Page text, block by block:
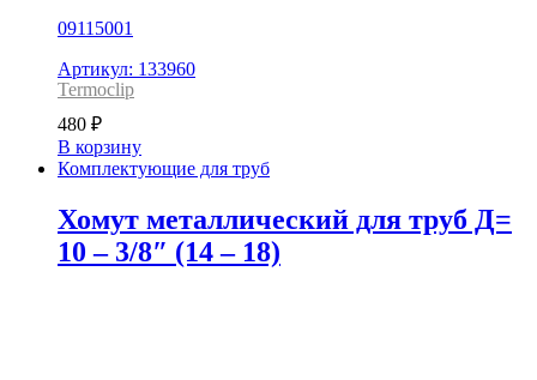
09115001
Артикул: 133960
Termoclip
480 ₽
В корзину
Комплектующие для труб
Хомут металлический для труб Д=
10 – 3/8″ (14 – 18)